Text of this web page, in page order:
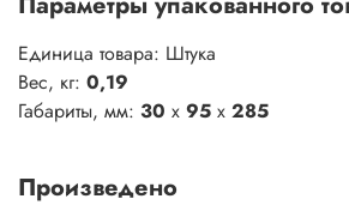
Единица товара: Штука
Вес, кг: 0,19
Габариты, мм: 30 x 95 x 285
Произведено